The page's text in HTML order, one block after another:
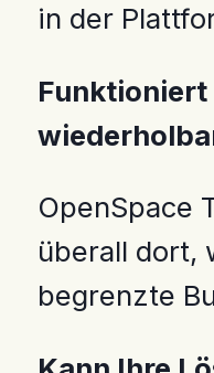
in der
Funktioniert
OpenSpace
überall dort,
begrenzte